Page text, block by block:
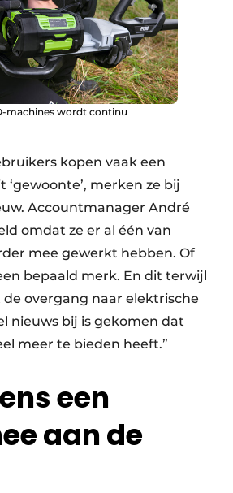
machines wordt continu
kopen vaak een
merken ze bij
Accountmanager André
omdat ze er al één van
mee gewerkt hebben. Of
bepaald merk. En dit terwijl
overgang naar elektrische
nieuws bij is gekomen dat
meer te bieden heeft.”
een
aan de